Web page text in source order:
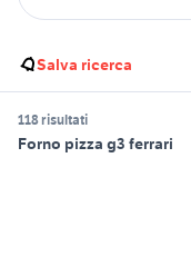
Salva ricerca
118 risultati
Forno pizza g3 ferrari